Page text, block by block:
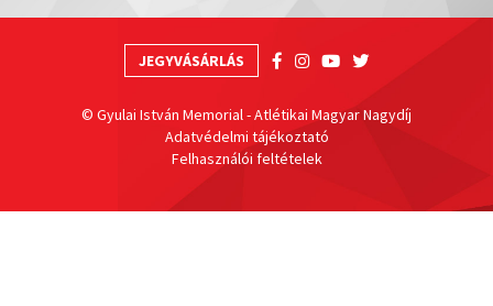
JEGYVÁSÁRLÁS
© Gyulai István Memorial - Atlétikai Magyar Nagydíj
Adatvédelmi tájékoztató
Felhasználói feltételek